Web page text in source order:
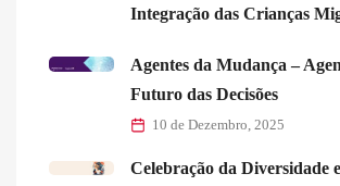
Integração das Crianças
Agentes da Mudança –
Futuro das Decisões
10 de Dezembro, 2025
Celebração da Diversidade